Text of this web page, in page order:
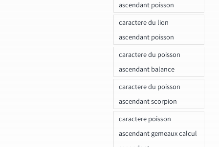
ascendant poisson
caractere du lion
ascendant poisson
caractere du poisson
ascendant balance
caractere du poisson
ascendant scorpion
caractere poisson
ascendant gemeaux calcul